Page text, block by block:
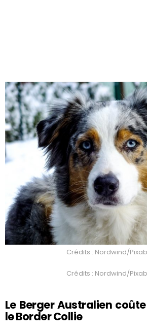
Crédits : Nordwind/
Crédits : Nordwind/
Le Berger Australien
le Border Collie